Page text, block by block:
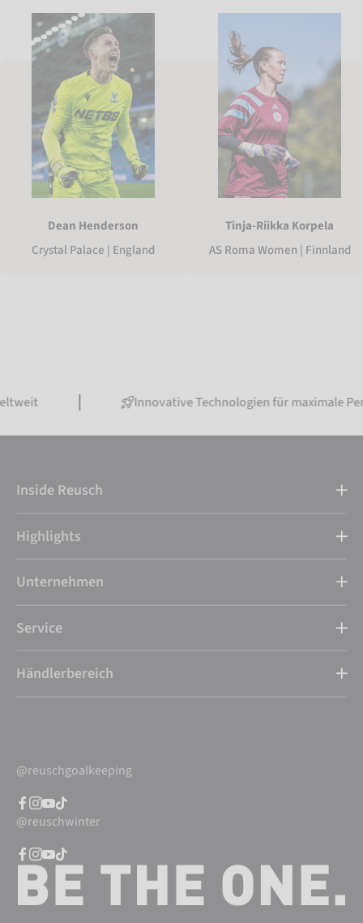
Dean Henderson
Crystal Palace | England
Tinja-Riikka Korpela
AS Roma Women | Finnland
Innovative Technologien für maximale Performance
Inside Reusch
Highlights
Unternehmen
Service
Händlerbereich
@reuschgoalkeeping
@reuschwinter